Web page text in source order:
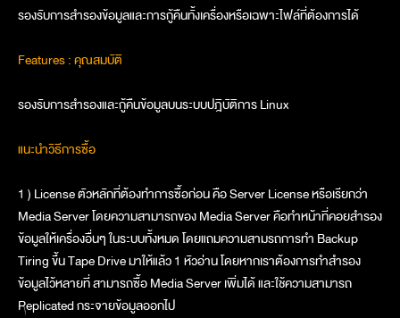
รองรับการสำรองข้อมูลและการกู้คืนทั้งเครื่องหรือเฉพาะไฟล์ที่ต้องการได้
Features : คุณสมบัติ
รองรับการสำรองและกู้คืนข้อมูลบนระบบปฎิบัติการ Linux
แนะนำวิธีการซื้อ
1 ) License ตัวหลักที่ต้องทำการซื้อก่อน คือ Server License หรือเรียกว่า
Media Server โดยความสามารถของ Media Server คือทำหน้าที่คอยสำรอง
ข้อมูลให้เครื่องอื่นๆ ในระบบทั้งหมด โดยแถมความสามรถการทำ Backup
Tiring ขึ้น Tape Drive มาให้แล้ว 1 หัวอ่าน โดยหากเราต้องการทำสำรอง
ข้อมูลไว้หลายที่ สามารถซื้อ Media Server เพิ่มได้ และใช้ความสามารถ
Replicated กระจายข้อมูลออกไป